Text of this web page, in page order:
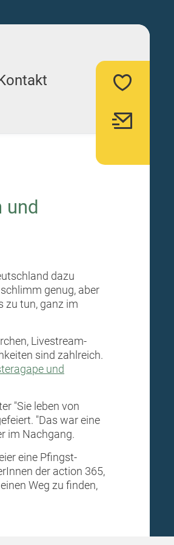
und
dazu
genug, aber
zu tun, ganz im
Livestream-
sind zahlreich.
und
"Sie leben von
"Das war eine
im Nachgang.
eine Pfingst-
der action 365,
Weg zu finden,